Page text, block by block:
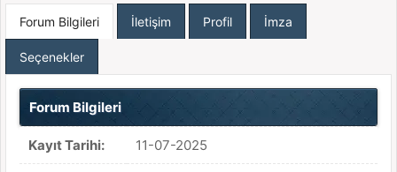
Forum Bilgileri İletişim Profil İmza
Seçenekler
Forum Bilgileri
Kayıt Tarihi: 11-07-2025